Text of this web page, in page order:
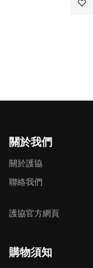
加
關於我們
關於護協
聯絡我們
護協官方網頁
購物須知